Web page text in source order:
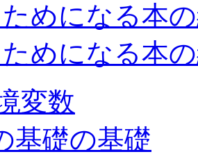
めになる本
めになる本
変数
基礎の基礎